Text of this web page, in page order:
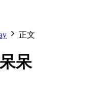
正文
呆